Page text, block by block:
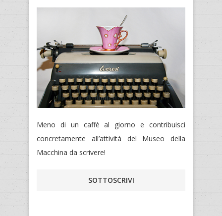
Meno di un caffè al giorno e contribuisci
concretamente all’attività del Museo della
Macchina da scrivere!
SOTTOSCRIVI